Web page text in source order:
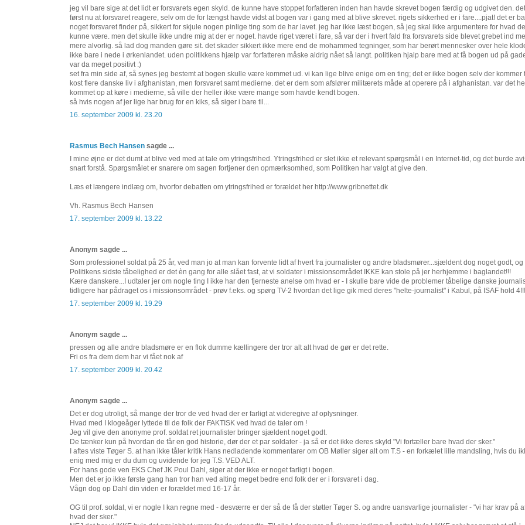
jeg vil bare sige at det lidt er forsvarets egen skyld. de kunne have stoppet forfatteren inden han havde skrevet bogen færdig og udgivet den.
først nu at forsvaret reagere, selv om de for længst havde vidst at bogen var i gang med at blive skrevet. rigets sikkerhed er i fare....pjat! det er
noget forsvaret finder på, sikkert for skjule nogen pinlige ting som de har lavet. jeg har ikke læst bogen, så jeg skal ikke argumentere for hvad
kunne være. men det skulle ikke undre mig at der er noget. havde riget været i fare, så var der i hvert fald fra forsvarets side blevet grebet ind
mere alvorlig. så lad dog manden gøre sit. det skader sikkert ikke mere end de mohammed tegninger, som har berørt mennesker over hele
ikke bare i nede i ørkenlandet. uden politikkens hjælp var forfatteren måske aldrig nået så langt. politiken hjalp bare med at få bogen ud på
var da meget positivt :)
set fra min side af, så synes jeg bestemt at bogen skulle være kommet ud. vi kan lige blive enige om en ting; det er ikke bogen selv der kommer
kost flere danske liv i afghanistan, men forsvaret samt medierne. det er dem som afslører militærets måde at operere på i afghanistan. var det
kommet op at køre i medierne, så ville der heller ikke være mange som havde kendt bogen.
så hvis nogen af jer lige har brug for en kiks, så siger i bare til...
16. september 2009 kl. 23.20
Rasmus Bech Hansen sagde ...
I mine øjne er det dumt at blive ved med at tale om ytringsfrihed. Ytringsfrihed er slet ikke et relevant spørgsmål i en Internet-tid, og det burde
snart forstå. Spørgsmålet er snarere om sagen fortjener den opmærksomhed, som Politiken har valgt at give den.
Læs et længere indlæg om, hvorfor debatten om ytringsfrihed er forældet her http://www.gribnettet.dk
Vh. Rasmus Bech Hansen
17. september 2009 kl. 13.22
Anonym sagde ...
Som professionel soldat på 25 år, ved man jo at man kan forvente lidt af hvert fra journalister og andre bladsmører...sjældent dog noget godt, og
Politikens sidste tåbelighed er det èn gang for alle slået fast, at vi soldater i missionsområdet IKKE kan stole på jer herhjemme i baglandet!!!
Kære danskere...I udtaler jer om nogle ting I ikke har den fjerneste anelse om hvad er - I skulle bare vide de problemer tåbelige danske
tidligere har pådraget os i missionsområdet - prøv f.eks. og spørg TV-2 hvordan det lige gik med deres "helte-journalist" i Kabul, på ISAF hold
17. september 2009 kl. 19.29
Anonym sagde ...
pressen og alle andre bladsmøre er en flok dumme kællingere der tror alt alt hvad de gør er det rette.
Fri os fra dem dem har vi fået nok af
17. september 2009 kl. 20.42
Anonym sagde ...
Det er dog utroligt, så mange der tror de ved hvad der er farligt at videregive af oplysninger.
Hvad med I klogeåger lyttede til de folk der FAKTISK ved hvad de taler om !
Jeg vil give den anonyme prof. soldat ret journalister bringer sjældent noget godt.
De tænker kun på hvordan de får en god historie, dør der et par soldater - ja så er det ikke deres skyld "Vi fortæller bare hvad der sker."
I aftes viste Tøger S. at han ikke tåler kritik Hans nedladende kommentarer om OB Møller siger alt om T.S - en forkælet lille mandsling, hvis du
enig med mig er du dum og uvidende for jeg T.S. VED ALT.
For hans gode ven EKS Chef JK Poul Dahl, siger at der ikke er noget farligt i bogen.
Men det er jo ikke første gang han tror han ved alting meget bedre end folk der er i forsvaret i dag.
Vågn dog op Dahl din viden er forældet med 16-17 år.
OG til prof. soldat, vi er nogle I kan regne med - desværre er der så de få der støtter Tøger S. og andre uansvarlige journalister - "vi har krav på
hvad der sker."